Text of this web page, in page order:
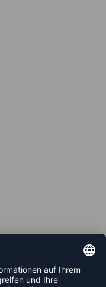
VERPASSE KEINE